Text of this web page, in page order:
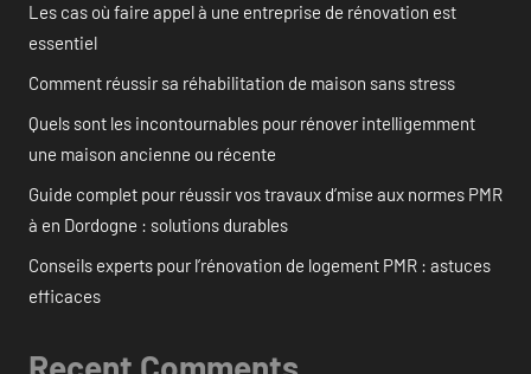
Les cas où faire appel à une entreprise de rénovation est
essentiel
Comment réussir sa réhabilitation de maison sans stress
Quels sont les incontournables pour rénover intelligemment
une maison ancienne ou récente
Guide complet pour réussir vos travaux d’mise aux normes PMR
à en Dordogne : solutions durables
Conseils experts pour l’rénovation de logement PMR : astuces
efficaces